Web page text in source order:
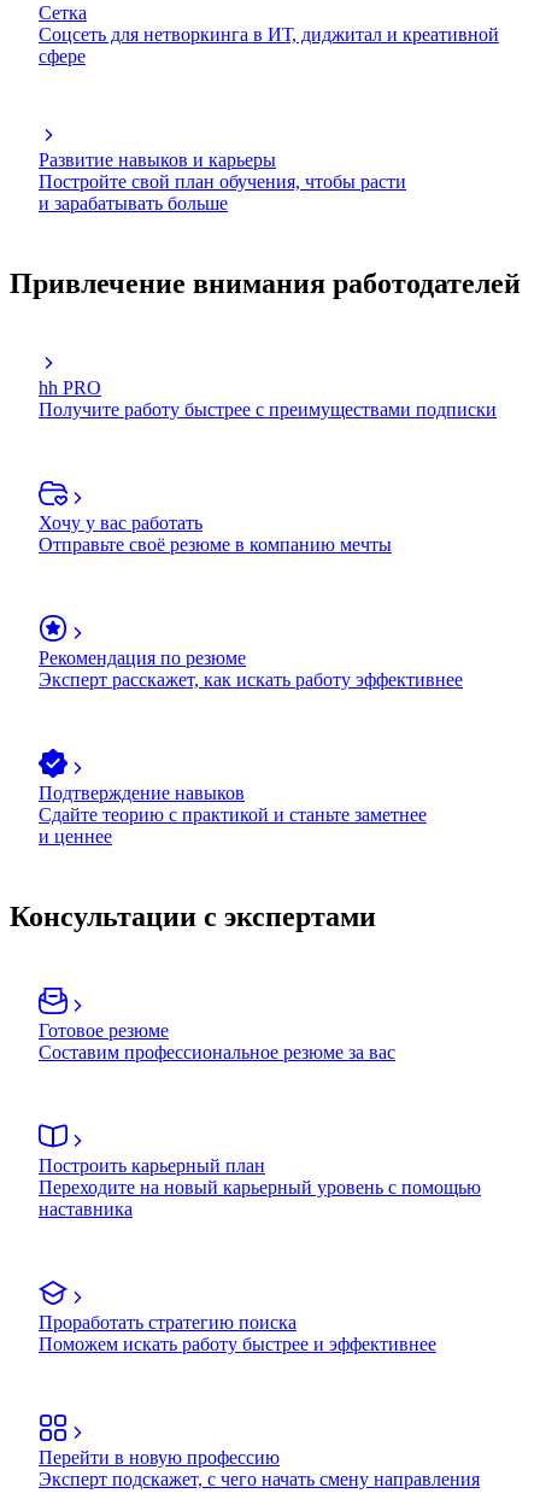
Сетка
Соцсеть для нетворкинга в ИТ, диджитал и креативной
сфере
Развитие навыков и карьеры
Постройте свой план обучения, чтобы расти
и зарабатывать больше
Привлечение внимания работодателей
hh PRO
Получите работу быстрее с преимуществами подписки
Хочу у вас работать
Отправьте своё резюме в компанию мечты
Рекомендация по резюме
Эксперт расскажет, как искать работу эффективнее
Подтверждение навыков
Сдайте теорию с практикой и станьте заметнее
и ценнее
Консультации с экспертами
Готовое резюме
Составим профессиональное резюме за вас
Построить карьерный план
Переходите на новый карьерный уровень с помощью
наставника
Проработать стратегию поиска
Поможем искать работу быстрее и эффективнее
Перейти в новую профессию
Эксперт подскажет, с чего начать смену направления